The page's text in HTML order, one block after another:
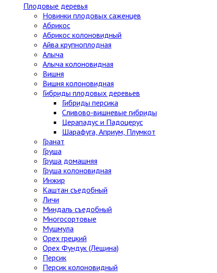
Плодовые деревья
Новинки плодовых саженцев
Абрикос
Абрикос колоновидный
Айва крупноплодная
Алыча
Алыча колоновидная
Вишня
Вишня колоновидная
Гибриды плодовых деревьев
Гибриды персика
Сливово-вишневые гибриды
Церападус и Падоцерус
Шарафуга, Априум, Плумкот
Гранат
Груша
Груша домашняя
Груша колоновидная
Инжир
Каштан съедобный
Личи
Миндаль съедобный
Многосортовые
Мушмула
Орех грецкий
Орех Фундук (Лещина)
Персик
Персик колоновидный